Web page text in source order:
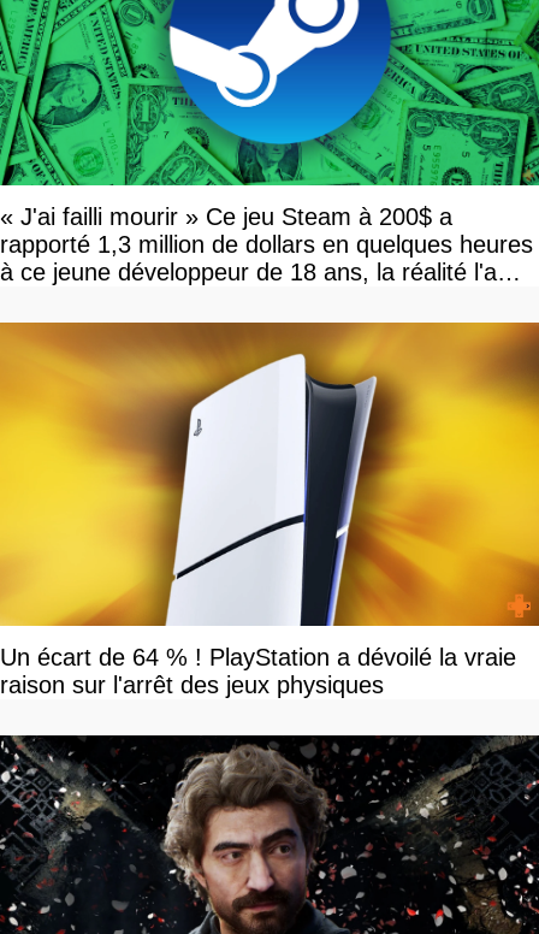
« J'ai failli mourir » Ce jeu Steam à 200$ a
rapporté 1,3 million de dollars en quelques heures
à ce jeune développeur de 18 ans, la réalité l'a
Un écart de 64 % ! PlayStation a dévoilé la vraie
raison sur l'arrêt des jeux physiques